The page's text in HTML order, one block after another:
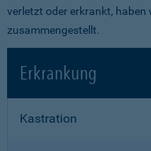
verletzt oder erkrankt, haben
zusammengestellt.
Erkrankung
Kastration